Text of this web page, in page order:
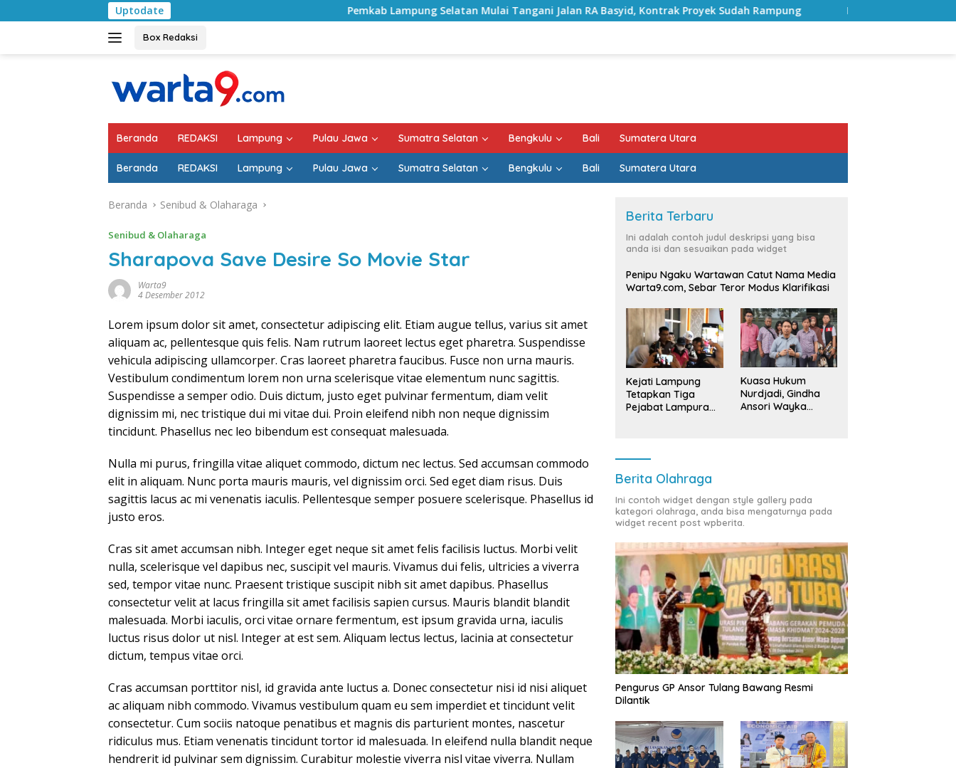
ke
Uptodate Pemkab Lampung Selatan Mulai Tangani Jalan RA Basyid, Kontrak Proyek Sudah Rampung Bulan Kemerdekaan, Bupati Lampung
Box Redaksi
Beranda REDAKSI Lampung Pulau Jawa Sumatra Selatan Bengkulu Bali Sumatera Utara
Beranda REDAKSI Lampung Pulau Jawa Sumatra Selatan Bengkulu Bali Sumatera Utara
Beranda Senibud & Olaharaga
Senibud & Olaharaga
Sharapova Save Desire So Movie Star
Warta9
4 Desember 2012
Lorem ipsum dolor sit amet, consectetur adipiscing elit. Etiam augue tellus, varius sit amet
aliquam ac, pellentesque quis felis. Nam rutrum laoreet lectus eget pharetra. Suspendisse
vehicula adipiscing ullamcorper. Cras laoreet pharetra faucibus. Fusce non urna mauris.
Vestibulum condimentum lorem non urna scelerisque vitae elementum nunc sagittis.
Suspendisse a semper odio. Duis dictum, justo eget pulvinar fermentum, diam velit
dignissim mi, nec tristique dui mi vitae dui. Proin eleifend nibh non neque dignissim
tincidunt. Phasellus nec leo bibendum est consequat malesuada.
Nulla mi purus, fringilla vitae aliquet commodo, dictum nec lectus. Sed accumsan commodo
elit in aliquam. Nunc porta mauris mauris, vel dignissim orci. Sed eget diam risus. Duis
sagittis lacus ac mi venenatis iaculis. Pellentesque semper posuere scelerisque. Phasellus id
justo eros.
Cras sit amet accumsan nibh. Integer eget neque sit amet felis facilisis luctus. Morbi velit
nulla, scelerisque vel dapibus nec, suscipit vel mauris. Vivamus dui felis, ultricies a viverra
sed, tempor vitae nunc. Praesent tristique suscipit nibh sit amet dapibus. Phasellus
consectetur velit at lacus fringilla sit amet facilisis sapien cursus. Mauris blandit blandit
malesuada. Morbi iaculis, orci vitae ornare fermentum, est ipsum gravida urna, iaculis
luctus risus dolor ut nisl. Integer at est sem. Aliquam lectus lectus, lacinia at consectetur
dictum, tempus vitae orci.
Cras accumsan porttitor nisl, id gravida ante luctus a. Donec consectetur nisi id nisi aliquet
ac aliquam nibh commodo. Vivamus vestibulum quam eu sem imperdiet et tincidunt velit
consectetur. Cum sociis natoque penatibus et magnis dis parturient montes, nascetur
ridiculus mus. Etiam venenatis tincidunt tortor id malesuada. In eleifend nulla blandit neque
hendrerit id pulvinar sem dignissim. Curabitur molestie viverra nisl vitae viverra. Nullam
Berita Terbaru
Ini adalah contoh judul deskripsi yang bisa
anda isi dan sesuaikan pada widget
Penipu Ngaku Wartawan Catut Nama Media
Warta9.com, Sebar Teror Modus Klarifikasi
Kejati Lampung
Tetapkan Tiga
Pejabat Lampura
Kuasa Hukum
Nurdjadi, Gindha
Ansori Wayka
Berita Olahraga
Ini contoh widget dengan style gallery pada
kategori olahraga, anda bisa mengaturnya pada
widget recent post wpberita.
Pengurus GP Ansor Tulang Bawang Resmi
Dilantik